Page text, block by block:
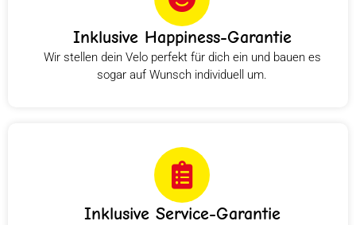
Inklusive Happiness-Garantie
Wir stellen dein Velo perfekt für dich ein und bauen es
sogar auf Wunsch individuell um.
Inklusive Service-Garantie